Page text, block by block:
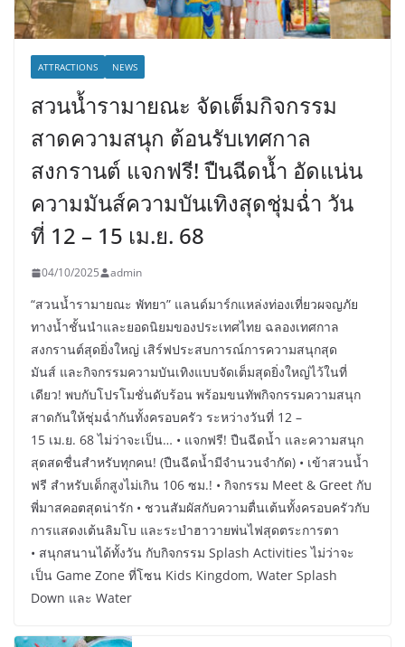
ATTRACTIONS NEWS
สวนน้ำรามายณะ จัดเต็มกิจกรรม
สาดความสนุก ต้อนรับเทศกาล
สงกรานต์ แจกฟรี! ปืนฉีดน้ำ อัดแน่น
ความมันส์ความบันเทิงสุดชุ่มฉ่ำ วัน
ที่ 12 – 15 เม.ย. 68
04/10/2025 admin
“สวนน้ำรามายณะ พัทยา” แลนด์มาร์กแหล่งท่องเที่ยวผจญภัย
ทางน้ำชั้นนำและยอดนิยมของประเทศไทย ฉลองเทศกาล
สงกรานต์สุดยิ่งใหญ่ เสิร์ฟประสบการณ์การความสนุกสุด
มันส์ และกิจกรรมความบันเทิงแบบจัดเต็มสุดยิ่งใหญ่ไว้ในที่
เดียว! พบกับโปรโมชั่นดับร้อน พร้อมขนทัพกิจกรรมความสนุก
สาดกันให้ชุ่มฉ่ำกันทั้งครอบครัว ระหว่างวันที่ 12 –
15 เม.ย. 68 ไม่ว่าจะเป็น… • แจกฟรี! ปืนฉีดน้ำ และความสนุก
สุดสดชื่นสำหรับทุกคน! (ปืนฉีดน้ำมีจำนวนจำกัด) • เข้าสวนน้ำ
ฟรี สำหรับเด็กสูงไม่เกิน 106 ซม.! • กิจกรรม Meet & Greet กับ
พี่มาสคอตสุดน่ารัก • ชวนสัมผัสกับความตื่นเต้นทั้งครอบครัวกับ
การแสดงเต้นลิมโบ และระบำฮาวายพ่นไฟสุดตระการตา
• สนุกสนานได้ทั้งวัน กับกิจกรรม Splash Activities ไม่ว่าจะ
เป็น Game Zone ที่โซน Kids Kingdom, Water Splash
Down และ Water